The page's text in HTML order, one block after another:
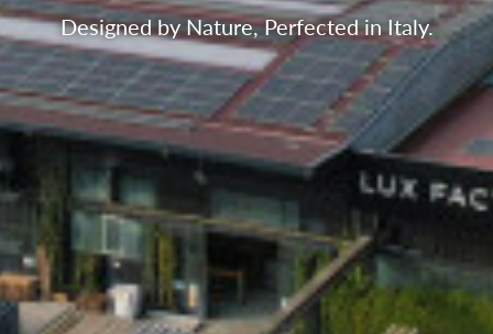
Designed by Nature, Perfected in Italy.